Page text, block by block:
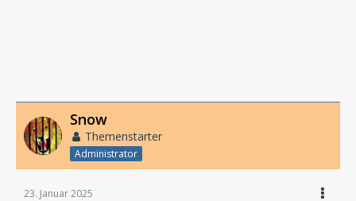
Snow
Themenstarter
Administrator
23. Januar 2025